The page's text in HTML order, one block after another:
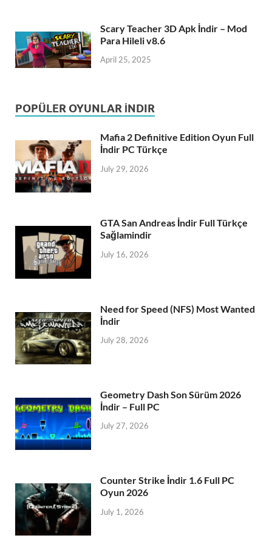
Scary Teacher 3D Apk İndir – Mod
Para Hileli v8.6
April 25, 2025
POPÜLER OYUNLAR İNDIR
Mafia 2 Definitive Edition Oyun Full
İndir PC Türkçe
July 29, 2026
GTA San Andreas İndir Full Türkçe
Sağlamindir
July 16, 2026
Need for Speed (NFS) Most Wanted
İndir
July 28, 2026
Geometry Dash Son Sürüm 2026
İndir – Full PC
July 27, 2026
Counter Strike İndir 1.6 Full PC
Oyun 2026
July 1, 2026